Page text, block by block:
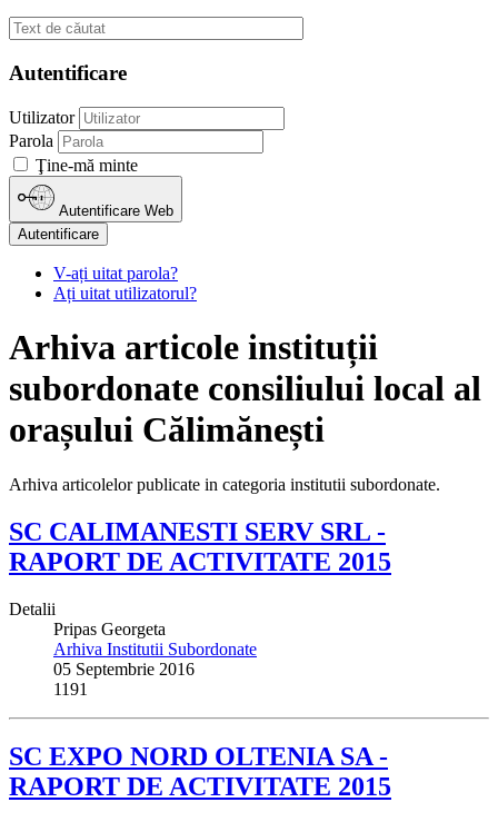
Autentificare
Utilizator
Parola
Ţine-mă minte
Autentificare Web
Autentificare
V-ați uitat parola?
Ați uitat utilizatorul?
Arhiva articole instituții
subordonate consiliului local al
orașului Călimănești
Arhiva articolelor publicate in categoria institutii subordonate.
SC CALIMANESTI SERV SRL -
RAPORT DE ACTIVITATE 2015
Detalii
Pripas Georgeta
Arhiva Institutii Subordonate
05 Septembrie 2016
1191
SC EXPO NORD OLTENIA SA -
RAPORT DE ACTIVITATE 2015